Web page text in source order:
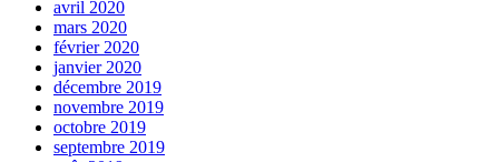
avril 2020
mars 2020
février 2020
janvier 2020
décembre 2019
novembre 2019
octobre 2019
septembre 2019